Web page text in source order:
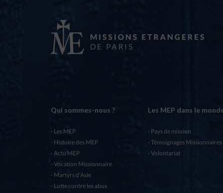
Qui sommes-nous ?
Les MEP
Histoire des MEP
Actu MEP
Vocation Missionnaire
Martyrs d’Asie
Lutte contre les abus
Les MEP dans le
Pays de mission
Témoignages Missionnaires
Volontariat